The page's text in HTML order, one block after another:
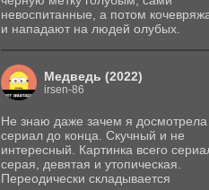
невоспитанные, а потом
и нападают на людей олубых.
Медведь (2022)
irsen-86
Не знаю даже зачем я досмотрела
сериал до конца. Скучный и не
интересный. Картинка всего
серая, девятая и утопическая.
Переодически складывается